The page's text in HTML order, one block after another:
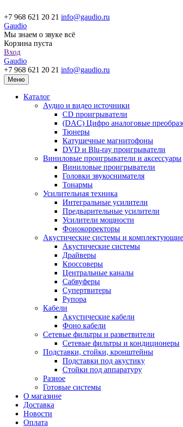
+7 968 621 20 21 info@gaudio.ru
Gaudio
Мы знаем о звуке всё
Корзина пуста
Вход
Gaudio
+7 968 621 20 21 info@gaudio.ru
Меню
Каталог
Аудио и видео источники
CD проигрыватели
(DAC) Цифро аналоговые
Тюнеры
Катушечные магнитофоны
DVD и Blu-ray проигрыватели
Виниловые проигрыватели и аксессуары
Виниловые проигрыватели
Головки звукоснимателя
Тонармы
Усилительная техника
Интегральные усилители
Предварительные усилители
Усилители мощности
Фонокорректоры
Акустические системы и комплектующие
Акустические системы
Драйверы
Кроссоверы
Центральные каналы
Сабвуферы
Супертвитеры
Рупора
Кабели
Акустические кабели
Фоно кабели
Сетевые фильтры и разветвители
Сетевые фильтры и кондиционеры
Подставки, стойки, кронштейны
Подставки под акустику
Стойки под аппаратуру
Разное
Готовые системы
О магазине
Доставка
Новости
Оплата